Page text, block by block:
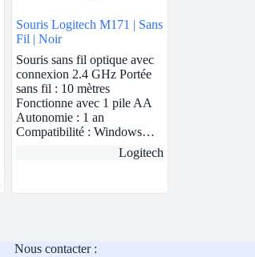
Souris Logitech M171 | Sans
Fil | Noir
Souris sans fil optique avec
connexion 2.4 GHz Portée
sans fil : 10 mètres
Fonctionne avec 1 pile AA
Autonomie : 1 an
Compatibilité : Windows…
Logitech
Nous contacter :